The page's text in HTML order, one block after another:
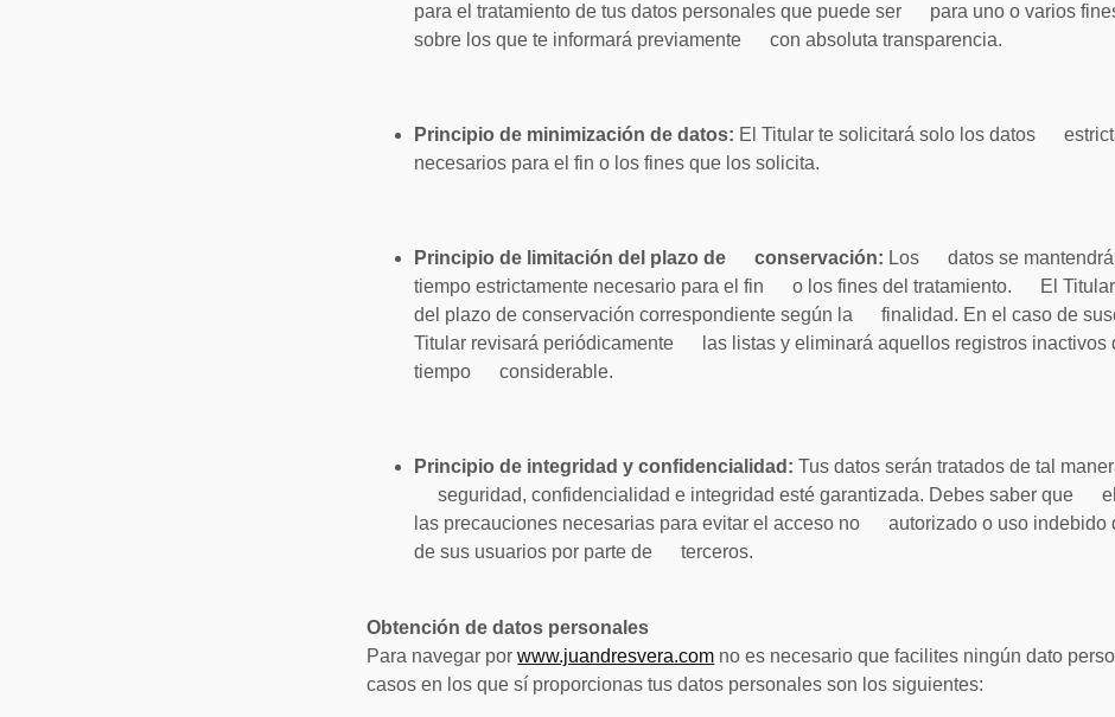
para el tratamiento de tus datos personales que puede ser para uno o varios
sobre los que te informará previamente con absoluta transparencia.
Principio de minimización de datos: El Titular te solicitará solo los datos
necesarios para el fin o los fines que los solicita.
Principio de limitación del plazo de conservación: Los datos se
tiempo estrictamente necesario para el fin o los fines del tratamiento. El Titular
del plazo de conservación correspondiente según la finalidad. En el caso de
Titular revisará periódicamente las listas y eliminará aquellos registros inactivos
tiempo considerable.
Principio de integridad y confidencialidad: Tus datos serán tratados de tal
seguridad, confidencialidad e integridad esté garantizada. Debes saber que el
las precauciones necesarias para evitar el acceso no autorizado o uso indebido
de sus usuarios por parte de terceros.
Obtención de datos personales
Para navegar porwww.juandresvera.com no es necesario que facilites ningún dato
casos en los que sí proporcionas tus datos personales son los siguientes: